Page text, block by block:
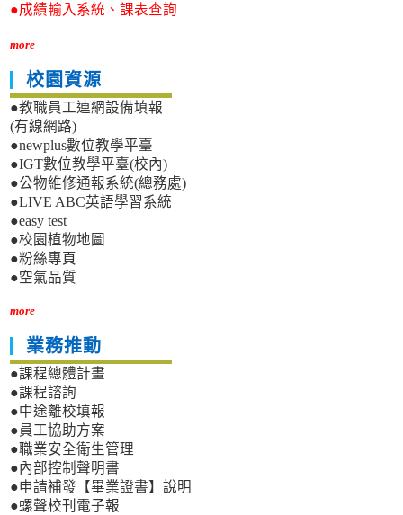
●成績輸入系統、課表查詢
more
校園資源
●教職員工連網設備填報
(有線網路)
●newplus數位教學平臺
●IGT數位教學平臺(校內)
●公物維修通報系統(總務處)
●LIVE ABC英語學習系統
●easy test
●校園植物地圖
●粉絲專頁
●空氣品質
more
業務推動
●課程總體計畫
●課程諮詢
●中途離校填報
●員工協助方案
●職業安全衛生管理
●內部控制聲明書
●申請補發【畢業證書】說明
●螺聲校刊電子報